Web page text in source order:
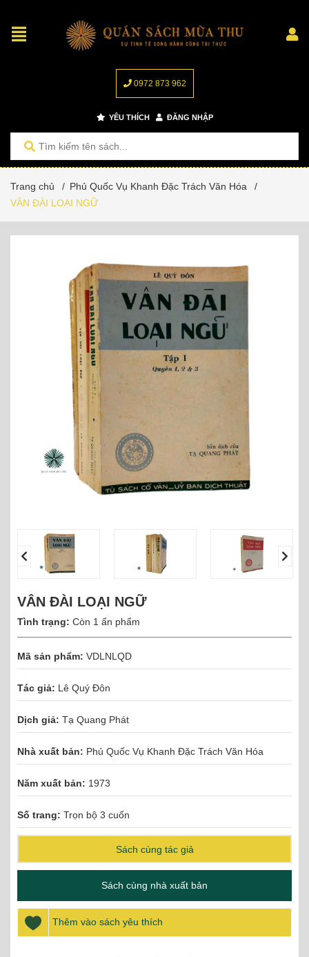
0972 873 962
YÊU THÍCH ĐĂNG NHẬP
Trang chủ / Phủ Quốc Vụ Khanh Đặc Trách Văn Hóa
/
VÂN ĐÀI LOẠI NGỮ
VÂN ĐÀI LOẠI NGỮ
Tình trạng: Còn 1 ấn phẩm
Mã sản phẩm: VDLNLQD
Tác giả: Lê Quý Đôn
Dịch giả: Tạ Quang Phát
Nhà xuất bản: Phủ Quốc Vụ Khanh Đặc Trách Văn Hóa
Năm xuất bản: 1973
Số trang: Trọn bộ 3 cuốn
Sách cùng tác giả
Sách cùng nhà xuất bản
Thêm vào sách yêu thích